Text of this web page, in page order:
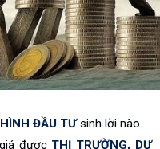
ĐẦU TƯsinh lời nào.
được THỊ TRƯỜNG, DỰ